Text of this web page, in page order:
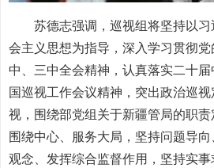
苏德志强调，巡视组将坚持以
会主义思想为指导，深入学习贯彻
中、三中全会精神，认真落实二十
国巡视工作会议精神，突出政治巡
视，围绕部党组关于新疆管局的职
围绕中心、服务大局，坚持问题导
观念、发挥综合监督作用，坚持实事